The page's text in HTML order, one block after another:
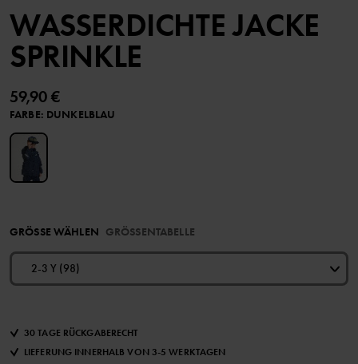
WASSERDICHTE JACKE
SPRINKLE
59,90 €
FARBE: DUNKELBLAU
GRÖSSE WÄHLEN GRÖSSENTABELLE
2-3 Y (98)
30 TAGE RÜCKGABERECHT
LIEFERUNG INNERHALB VON 3-5 WERKTAGEN